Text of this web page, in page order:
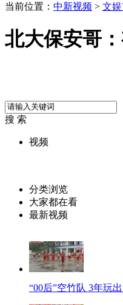
当前位置： 中新视频 > 文
北大保安哥
搜 索
视频
分类浏览
大家都在看
最新视频
“00后”空竹队 3年玩